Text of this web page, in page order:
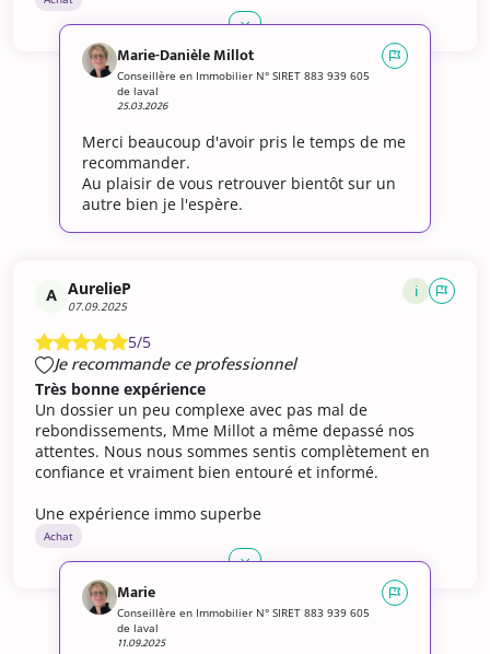
Marie-Danièle Millot
Conseillère en Immobilier N° SIRET 883 939 605
de laval
25.03.2026
Merci beaucoup d'avoir pris le temps de me
recommander.
Au plaisir de vous retrouver bientôt sur un
autre bien je l'espère.
A AurelieP
07.09.2025
i
5/5
Je recommande ce professionnel
Très bonne expérience
Un dossier un peu complexe avec pas mal de
rebondissements, Mme Millot a même depassé nos
attentes. Nous nous sommes sentis complètement en
confiance et vraiment bien entouré et informé.
Une expérience immo superbe
Achat
Marie
Conseillère en Immobilier N° SIRET 883 939 605
de laval
11.09.2025